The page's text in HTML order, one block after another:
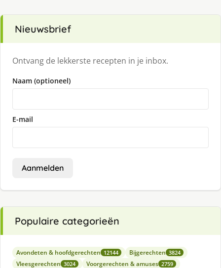
Nieuwsbrief
Ontvang de lekkerste recepten in je inbox.
Naam (optioneel)
E-mail
Aanmelden
Populaire categorieën
Avondeten & hoofdgerechten 12144 Bijgerechten 3824
Vleesgerechten 3024 Voorgerechten & amuses 2759